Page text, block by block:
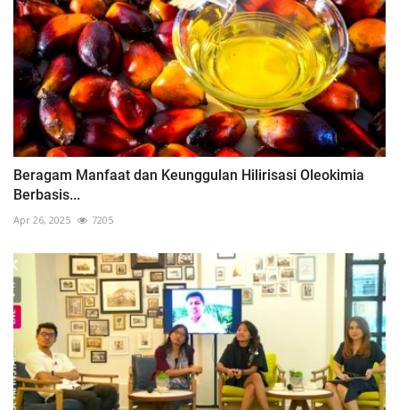
Beragam Manfaat dan Keunggulan Hilirisasi Oleokimia
Berbasis...
Apr 26, 2025 7205